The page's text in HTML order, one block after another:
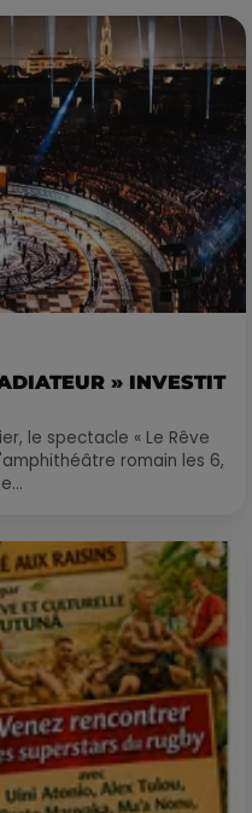
» INVESTIT
le spectacle « Le Rêve
romain les 6,